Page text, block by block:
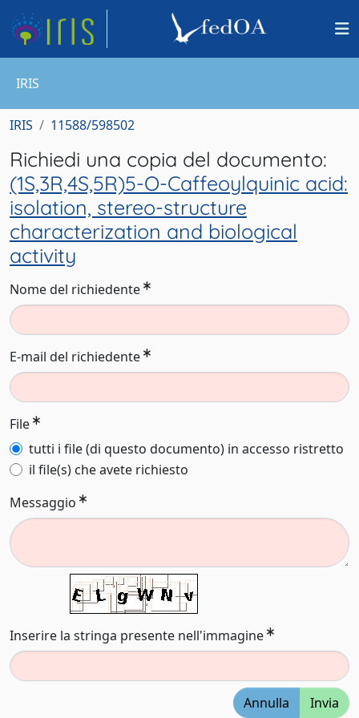
IRIS
IRIS 11588/598502
Richiedi una copia del documento:
(1S,3R,4S,5R)5-O-Caffeoylquinic acid:
isolation, stereo-structure
characterization and biological
activity
Nome del richiedente
E-mail del richiedente
File
tutti i file (di questo documento) in accesso ristretto
il file(s) che avete richiesto
Messaggio
Inserire la stringa presente nell'immagine
Annulla Invia